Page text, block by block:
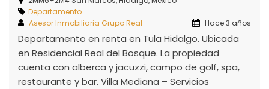
Departamento
Asesor Inmobiliaria Grupo Real
Hace 3 años
Departamento en renta en Tula Hidalgo. Ubicada
en Residencial Real del Bosque. La propiedad
cuenta con alberca y jacuzzi, campo de golf, spa,
restaurante y bar. Villa Mediana – Servicios